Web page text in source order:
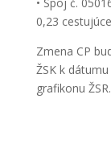
0,23
Zmena CP
ŽSK k
grafikonu ŽSR.